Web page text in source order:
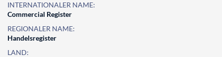
INTERNATIONALER NAME:
Commercial Register
REGIONALER NAME:
Handelsregister
LAND: